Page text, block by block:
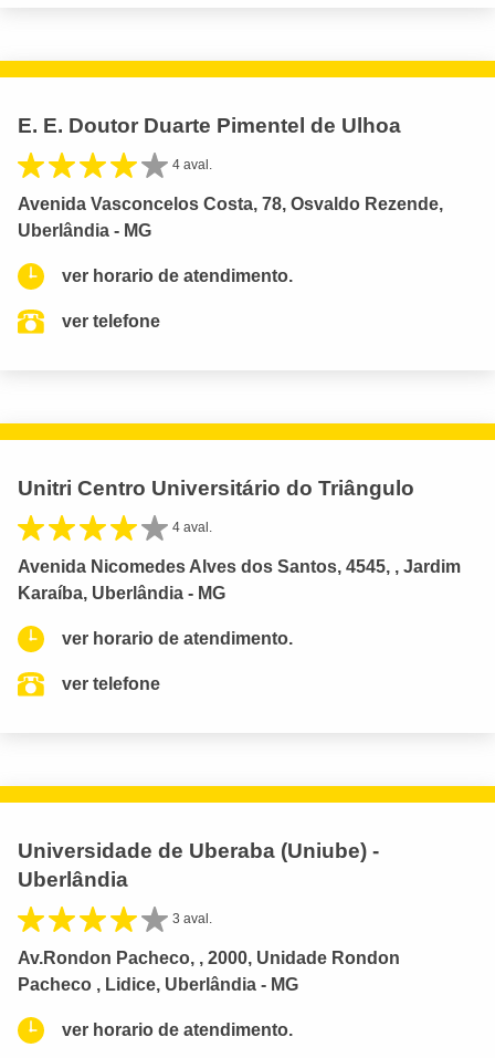
E. E. Doutor Duarte Pimentel de Ulhoa
4 aval.
Avenida Vasconcelos Costa, 78, Osvaldo Rezende,
Uberlândia - MG
ver horario de atendimento.
ver telefone
Unitri Centro Universitário do Triângulo
4 aval.
Avenida Nicomedes Alves dos Santos, 4545, , Jardim
Karaíba, Uberlândia - MG
ver horario de atendimento.
ver telefone
Universidade de Uberaba (Uniube) -
Uberlândia
3 aval.
Av.Rondon Pacheco, , 2000, Unidade Rondon
Pacheco , Lidice, Uberlândia - MG
ver horario de atendimento.